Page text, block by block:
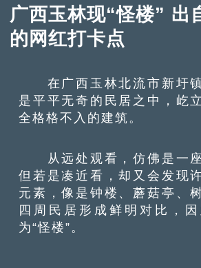
广西玉林现“怪楼” 出
的网红打卡点
在广西玉林北流市新圩镇
是平平无奇的民居之中，屹
全格格不入的建筑。
从远处观看，仿佛是一座
但若是凑近看，却又会发现
元素，像是钟楼、蘑菇亭、
四周民居形成鲜明对比，
为“怪楼”。